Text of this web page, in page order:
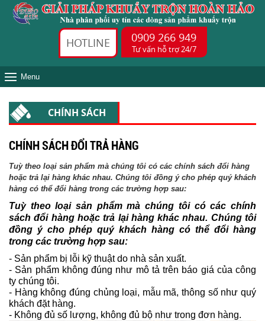
HOTLINE 0909 266 949
Tư vấn hỗ trợ 24/7
Menu
CHÍNH SÁCH
CHÍNH SÁCH ĐỔI TRẢ HÀNG
Tuỳ theo loại sản phẩm mà chúng tôi có các chính sách đổi hàng
hoặc trả lại hàng khác nhau. Chúng tôi đồng ý cho phép quý khách
hàng có thể đổi hàng trong các trường hợp sau:
Tuỳ theo loại sản phẩm mà chúng tôi có các chính
sách đổi hàng hoặc trả lại hàng khác nhau. Chúng tôi
đồng ý cho phép quý khách hàng có thể đổi hàng
trong các trường hợp sau:
- Sản phẩm bị lỗi kỹ thuật do nhà sản xuất.
- Sản phẩm không đúng như mô tả trên báo giá của công
ty chúng tôi.
- Hàng không đúng chủng loại, mẫu mã, thông số như quý
khách đặt hàng.
- Không đủ số lượng, không đủ bộ như trong đơn hàng.